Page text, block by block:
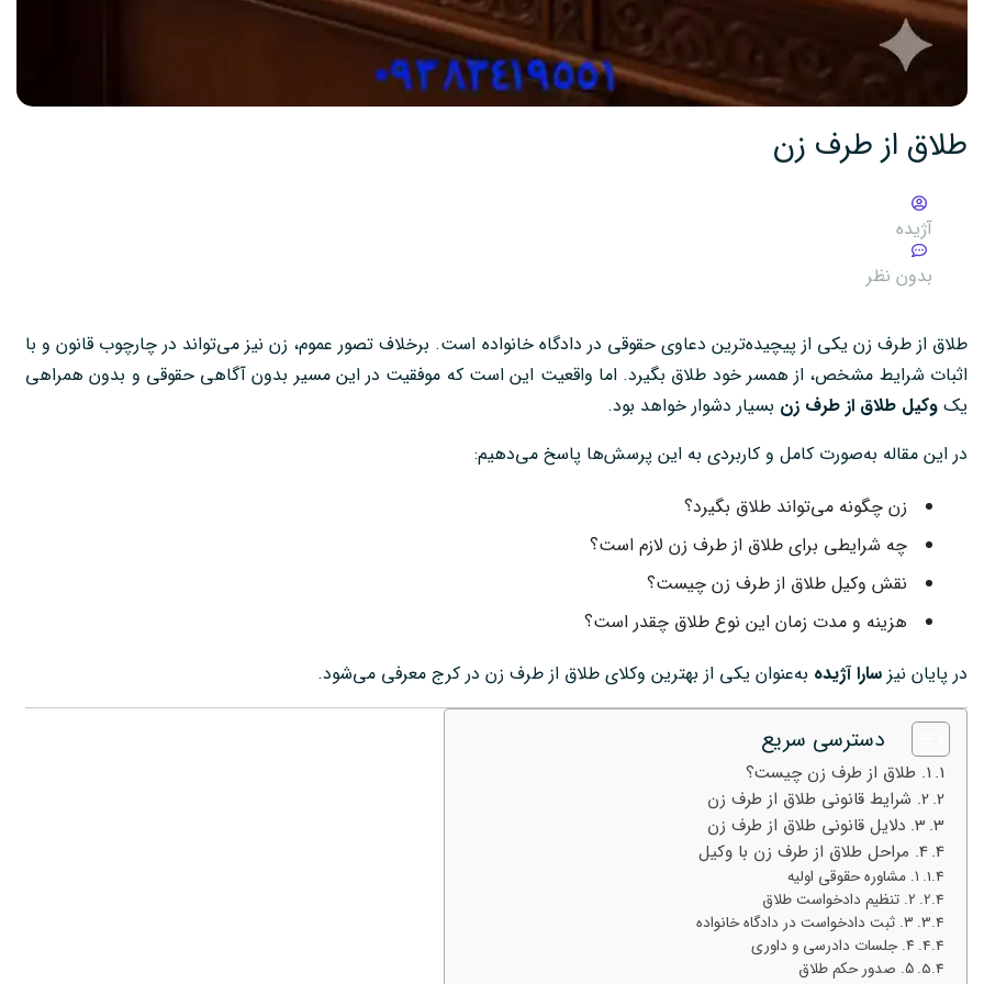
طلاق از طرف زن
آژیده
بدون نظر
طلاق از طرف زن یکی از پیچیده‌ترین دعاوی حقوقی در دادگاه خانواده است. برخلاف تصور عموم، زن نیز می‌تواند در چارچوب قانون و با
اثبات شرایط مشخص، از همسر خود طلاق بگیرد. اما واقعیت این است که موفقیت در این مسیر بدون آگاهی حقوقی و بدون همراهی
یک وکیل طلاق از طرف زن بسیار دشوار خواهد بود.
در این مقاله به‌صورت کامل و کاربردی به این پرسش‌ها پاسخ می‌دهیم:
زن چگونه می‌تواند طلاق بگیرد؟
چه شرایطی برای طلاق از طرف زن لازم است؟
نقش وکیل طلاق از طرف زن چیست؟
هزینه و مدت زمان این نوع طلاق چقدر است؟
در پایان نیز سارا آژیده به‌عنوان یکی از بهترین وکلای طلاق از طرف زن در کرج معرفی می‌شود.
دسترسی سریع
1. طلاق از طرف زن چیست؟
2. شرایط قانونی طلاق از طرف زن
3. دلایل قانونی طلاق از طرف زن
4. مراحل طلاق از طرف زن با وکیل
۱. مشاوره حقوقی اولیه
۲. تنظیم دادخواست طلاق
۳. ثبت دادخواست در دادگاه خانواده
۴. جلسات دادرسی و داوری
۵. صدور حکم طلاق